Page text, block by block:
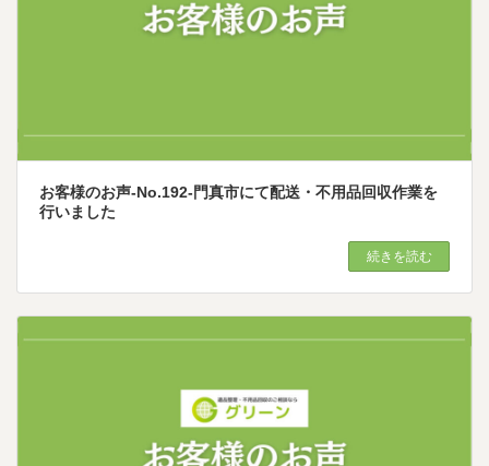
お客様のお声-No.192-門真市にて配送・不用品回収作業を
行いました
続きを読む